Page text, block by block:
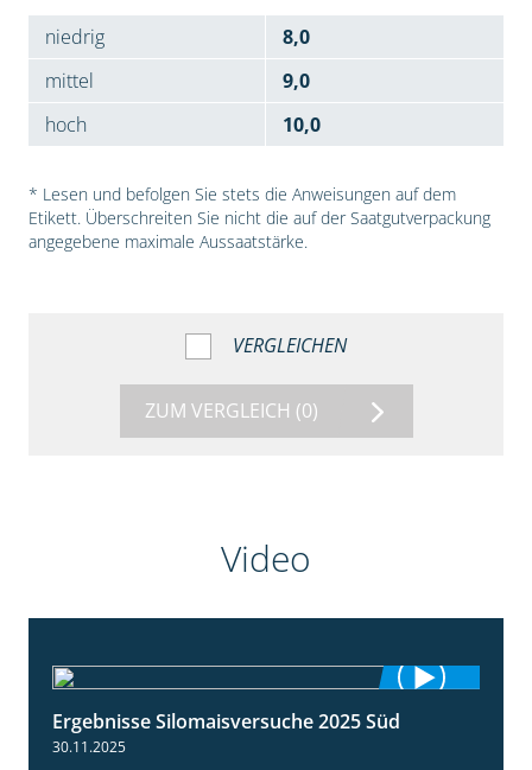
niedrig
8,0
mittel
9,0
hoch
10,0
* Lesen und befolgen Sie stets die Anweisungen auf dem
Etikett. Überschreiten Sie nicht die auf der Saatgutverpackung
angegebene maximale Aussaatstärke.
VERGLEICHEN
ZUM VERGLEICH (0)
Video
Ergebnisse Silomaisversuche 2025 Süd
30.11.2025